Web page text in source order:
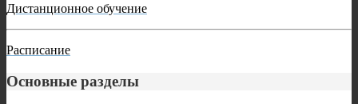
Дистанционное обучение
Расписание
Основные разделы